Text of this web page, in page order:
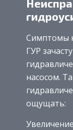
Симптомы
ГУР
насосом.
ощущать: